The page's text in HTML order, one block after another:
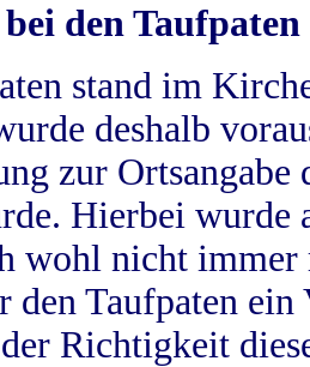
den Taufpaten
stand im
deshalb
zur
Hierbei wurde
wohl nicht
den Taufpaten
Richtigkeit